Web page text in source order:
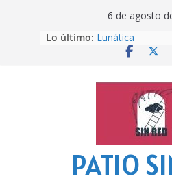
6 de agosto
Lo último: Lunática
Pero, hasta
‘La broma
lecturas
Otra del Mundial
PATIO